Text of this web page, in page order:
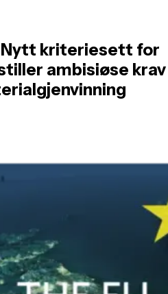
Nytt kriteriesett for
ambisiøse krav